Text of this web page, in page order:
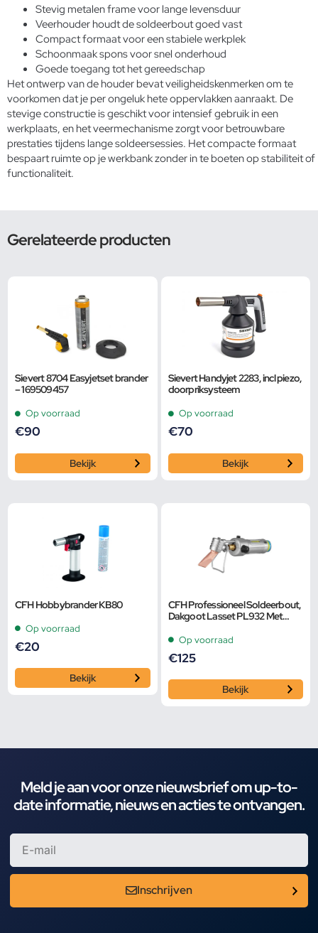
Stevig metalen frame voor lange levensduur
Veerhouder houdt de soldeerbout goed vast
Compact formaat voor een stabiele werkplek
Schoonmaak spons voor snel onderhoud
Goede toegang tot het gereedschap
Het ontwerp van de houder bevat veiligheidskenmerken om te
voorkomen dat je per ongeluk hete oppervlakken aanraakt. De
stevige constructie is geschikt voor intensief gebruik in een
werkplaats, en het veermechanisme zorgt voor betrouwbare
prestaties tijdens lange soldeersessies. Het compacte formaat
bespaart ruimte op je werkbank zonder in te boeten op stabiliteit of
functionaliteit.
Gerelateerde producten
Sievert 8704 Easyjetset brander
– 169509457
Op voorraad
€90
Bekijk
Sievert Handyjet 2283, incl piezo,
doorpriksysteem
Op voorraad
€70
Bekijk
CFH Hobbybrander KB80
Op voorraad
€20
Bekijk
CFH Professioneel Soldeerbout,
Dakgoot Lasset PL932 Met
Op voorraad
€125
Bekijk
Meld je aan voor onze nieuwsbrief om up-to-
date informatie, nieuws en acties te ontvangen.
Inschrijven